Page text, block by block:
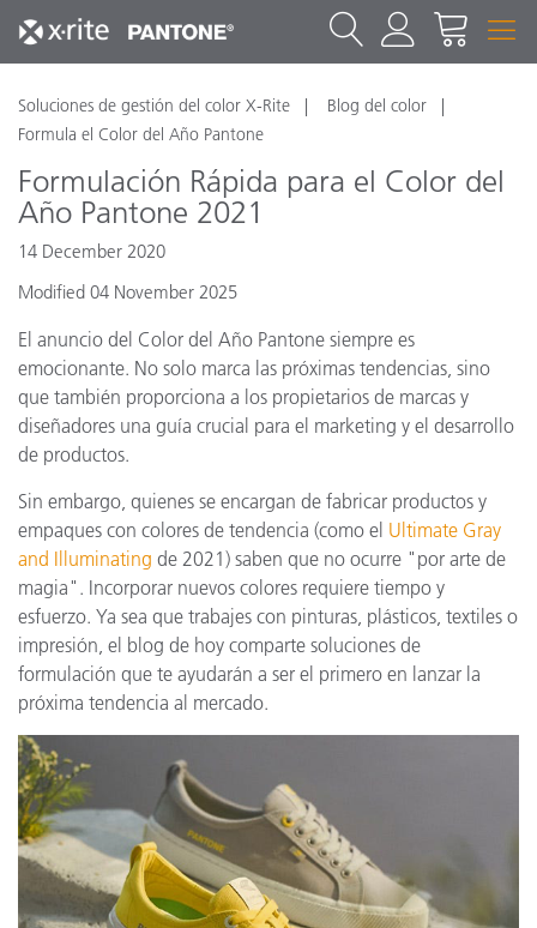
Soluciones de gestión del color X-Rite
Blog del color
Formula el Color del Año Pantone
Formulación Rápida para el Color del
Año Pantone 2021
14 December 2020
Modified 04 November 2025
El anuncio del Color del Año Pantone siempre es
emocionante. No solo marca las próximas tendencias, sino
que también proporciona a los propietarios de marcas y
diseñadores una guía crucial para el marketing y el desarrollo
de productos.
Sin embargo, quienes se encargan de fabricar productos y
empaques con colores de tendencia (como el Ultimate Gray
and Illuminating de 2021) saben que no ocurre "por arte de
magia". Incorporar nuevos colores requiere tiempo y
esfuerzo. Ya sea que trabajes con pinturas, plásticos, textiles o
impresión, el blog de hoy comparte soluciones de
formulación que te ayudarán a ser el primero en lanzar la
próxima tendencia al mercado.